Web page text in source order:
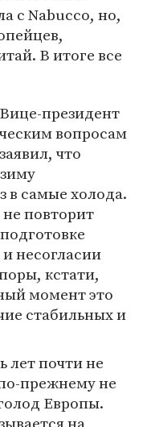
с Nabucco, но,
В итоге все
президент
вопросам
что
в самые холода.
повторит
несогласии
кстати,
момент это
стабильных и
лет почти не
прежнему не
Европы.